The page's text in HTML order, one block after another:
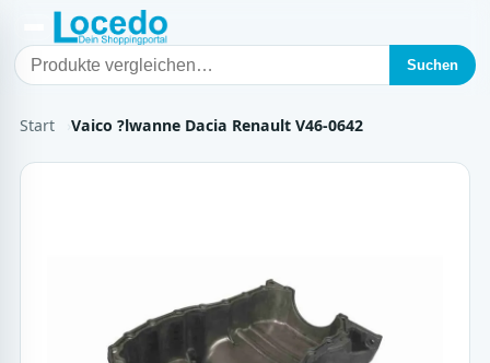
Suchen
Start Vaico ?lwanne Dacia Renault V46-0642